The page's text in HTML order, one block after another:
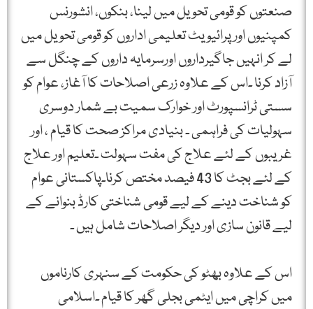
صنعتوں کو قومی تحویل میں لینا، بنکوں، انشورنس
کمپنیوں اور پرائیویٹ تعلیمی اداروں کو قومی تحویل میں
لے کر انہیں جاگیرداروں اورسرمایہ داروں کے چنگل سے
آزاد کرنا ۔اس کے علاوہ زرعی اصلاحات کا آغاز، عوام کو
سستی ٹرانسپورٹ اور خوارک سمیت بے شمار دوسری
سہولیات کی فراہمی ۔ بنیادی مراکز صحت کا قیام ، اور
غریبوں کے لئے علاج کی مفت سہولت ۔تعلیم اور علاج
کے لئے بجٹ کا 43 فیصد مختص کرنا۔پاکستانی عوام
کو شناخت دینے کے لیے قومی شناختی کارڈ بنوانے کے
لیے قانون سازی اور دیگر اصلاحات شامل ہیں ۔
اس کے علاوہ بھٹو کی حکومت کے سنہری کارناموں
میں کراچی میں ایٹمی بجلی گھر کا قیام ۔اسلامی